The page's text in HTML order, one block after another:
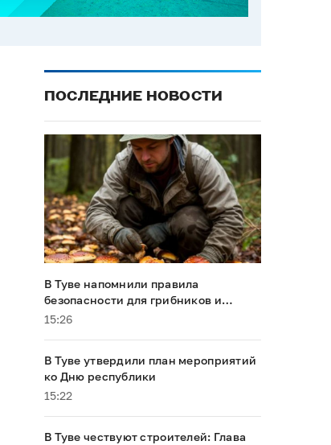
ПОСЛЕДНИЕ НОВОСТИ
В Туве напомнили правила
безопасности для грибников и
ягодников в период особого
15:26
В Туве утвердили план мероприятий
ко Дню республики
15:22
В Туве чествуют строителей: Глава